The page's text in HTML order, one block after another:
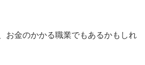
お金のかかる職業でもあるかもしれ